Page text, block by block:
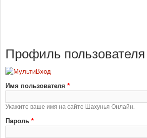
Профиль пользователя
Имя пользователя *
Укажите ваше имя на сайте Шахунья Онлайн.
Пароль *